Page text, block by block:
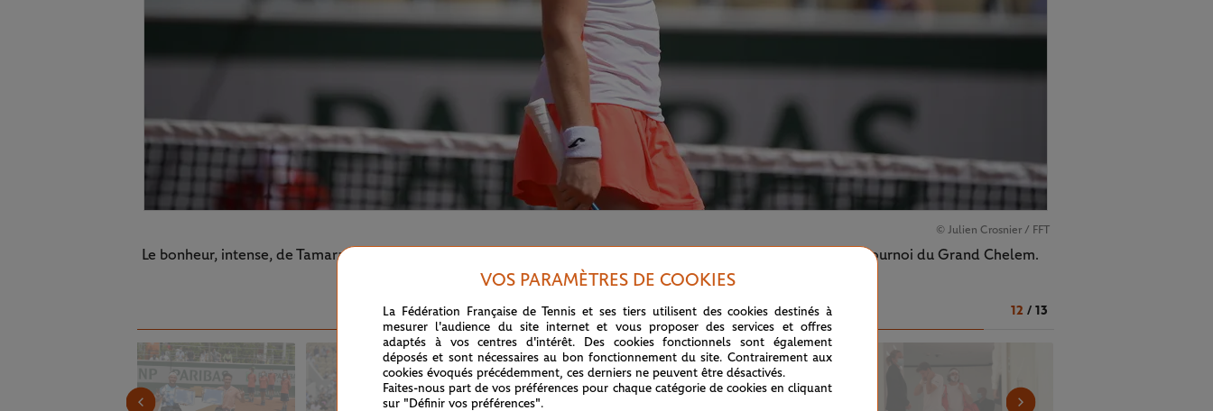
© Julien Crosnier / FFT
Le bonheur, intense, de Tamara Zidansek. Jamais une joueuse slovène n'avait atteint les quarts de finale d'un tournoi du Grand Chelem.
12 / 13
VOS PARAMÈTRES DE COOKIES
La Fédération Française de Tennis et ses tiers utilisent des cookies destinés à
mesurer l'audience du site internet et vous proposer des services et offres
adaptés à vos centres d'intérêt. Des cookies fonctionnels sont également
déposés et sont nécessaires au bon fonctionnement du site. Contrairement aux
cookies évoqués précédemment, ces derniers ne peuvent être désactivés.
Faites-nous part de vos préférences pour chaque catégorie de cookies en cliquant
sur "Définir vos préférences".